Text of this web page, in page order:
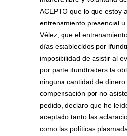
ACEPTO que lo que estoy
entrenamiento presencial
Vélez, que el
días establecidos por
imposibilidad de asistir al
por parte ifundtraders la
ninguna cantidad de dinero
compensación por no
pedido, declaro que he
aceptado tanto las
como las políticas